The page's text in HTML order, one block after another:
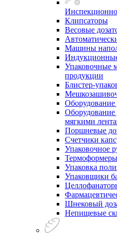
Клипсаторы
Весовые
Машины
Упаковочные
продукции
Блистер-
Оборудование
Оборудование
мягкими
Поршневые
Счетчики
Упаковочное
Термоформеры
Упаковка
Упаковщики
Шнековый
Непищевые